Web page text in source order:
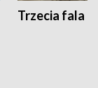
Trzecia fala -